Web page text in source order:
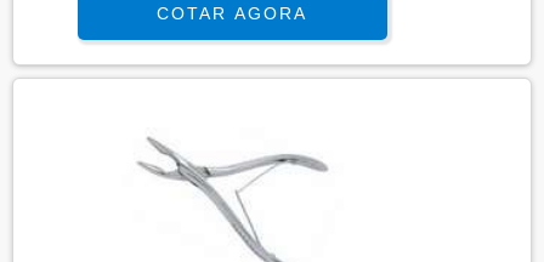
COTAR AGORA